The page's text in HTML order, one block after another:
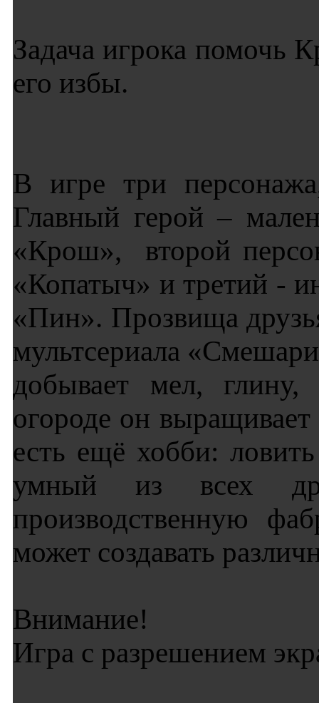
Задача игрока помочь
его избы.
В игре три
Главный герой –
«Крош», второй
«Копатыч» и третий -
«Пин». Прозвища
мультсериала
добывает мел,
огороде он
есть ещё хобби:
умный из всех
производственную
может создавать
Внимание!
Игра с разрешением